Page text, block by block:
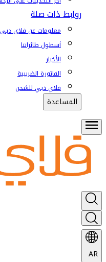
روابط ذات صلة
معلومات عن فلاي دبي
أسطول طائراتنا
الأخبار
الفاتورة الضريبية
فلاي دبي للشحن
المساعدة
AR